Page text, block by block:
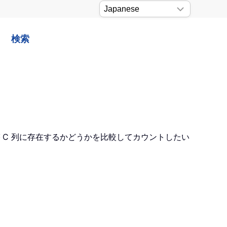
検索
列に存在するかどうかを比較してカウントしたい